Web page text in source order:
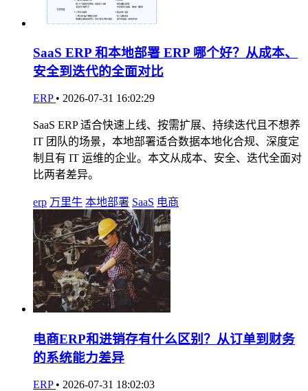
SaaS ERP 和本地部署 ERP 哪个好？从成本、
安全到迭代的全面对比
ERP • 2026-07-31 16:02:29
SaaS ERP 适合快速上线、按需扩展、持续迭代且不想养
IT 团队的场景，本地部署适合数据本地化合规、深度定
制且有 IT 运维的企业。本文从成本、安全、迭代全面对
比两者差异。
erp 万里牛 本地部署 SaaS 电商
电商ERP和进销存有什么区别？从订单到财务
的系统能力差异
ERP • 2026-07-31 18:02:03